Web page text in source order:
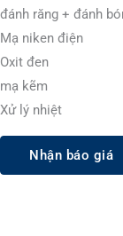
đánh răng + đánh
Mạ niken điện
Oxit đen
mạ kẽm
Xử lý nhiệt
Nhận báo giá